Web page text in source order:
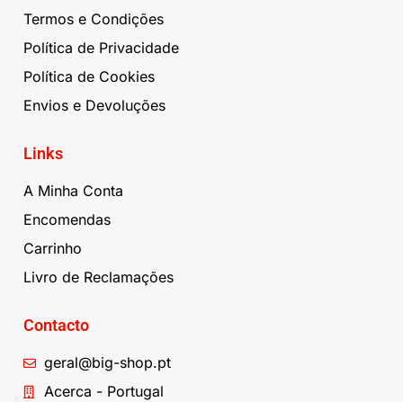
Termos e Condições
Política de Privacidade
Política de Cookies
Envios e Devoluções
Links
A Minha Conta
Encomendas
Carrinho
Livro de Reclamações
Contacto
geral@big-shop.pt
Acerca - Portugal